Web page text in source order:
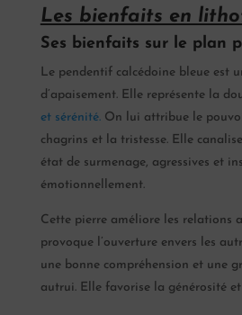
Les bienfaits en
Ses bienfaits sur le plan
Le pendentif calcédoine bleue est
d’apaisement. Elle représente la
et sérénité.On lui attribue le
chagrins et la tristesse. Elle
état de surmenage, agressives et
émotionnellement.
Cette pierre améliore les relations
provoque l’ouverture envers les
une bonne compréhension et une
autrui. Elle favorise la générosité